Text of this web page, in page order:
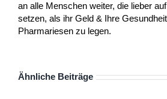
an alle Menschen weiter, die lieber
setzen, als ihr Geld & Ihre
Pharmariesen zu legen.
Ähnliche Beiträge